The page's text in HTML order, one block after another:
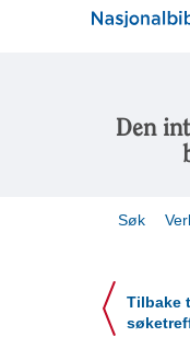
Den
Søk
Tilbake